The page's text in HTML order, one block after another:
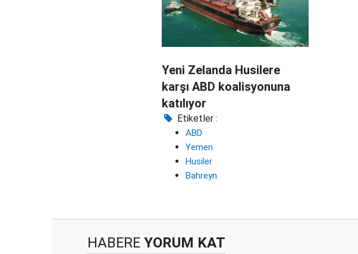
Yeni Zelanda Husilere
karşı ABD koalisyonuna
katılıyor
Etiketler :
ABD
Yemen
Husiler
Bahreyn
HABERE YORUM KAT